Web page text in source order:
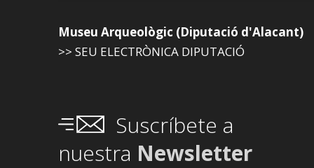
Museu Arqueològic (Diputació d'Alacant)
>> SEU ELECTRÒNICA DIPUTACIÓ
Suscríbete a
nuestra Newsletter